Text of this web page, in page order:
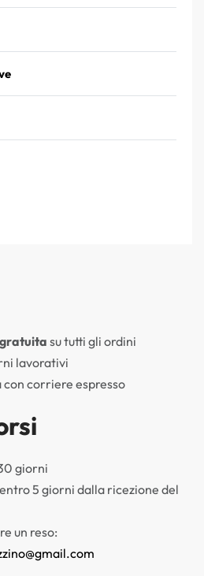
su tutti gli ordini
lavorativi
corriere espresso
giorni
5 giorni dalla ricezione del
un reso: